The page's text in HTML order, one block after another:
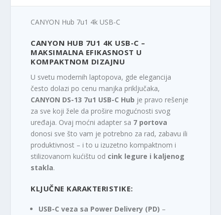
b
i
a
:
5
.
9
9
0
,
0
0
R
D
.
.
0
R
S
D
.
CANYON Hub 7u1 4k USB-C
CANYON HUB 7U1 4K USB-C –
MAKSIMALNA EFIKASNOST U
KOMPAKTNOM DIZAJNU
U svetu modernih laptopova, gde elegancija
često dolazi po cenu manjka priključaka,
CANYON DS-13 7u1 USB-C Hub je pravo rešenje
za sve koji žele da prošire mogućnosti svog
uređaja. Ovaj moćni adapter sa 7 portova
donosi sve što vam je potrebno za rad, zabavu ili
produktivnost – i to u izuzetno kompaktnom i
stilizovanom kućištu od cink legure i kaljenog
stakla.
KLJUČNE KARAKTERISTIKE:
USB-C veza sa Power Delivery (PD) –